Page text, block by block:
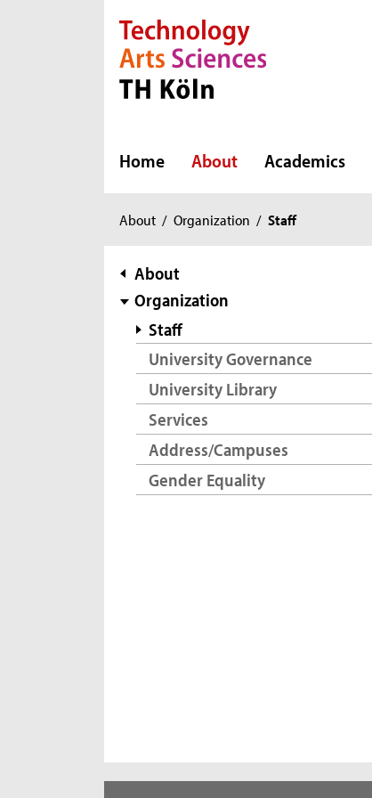
Direkt zur Hauptnavigation
Direkt zur Subnavigation
Direkt zum Inhalt
Direkt zum Fußbereich
Home About Academics
You
here:
About / Organization / Staff
subnavigation
About
Organization
Staff
University Governance
University Library
Services
Address/Campuses
Gender Equality